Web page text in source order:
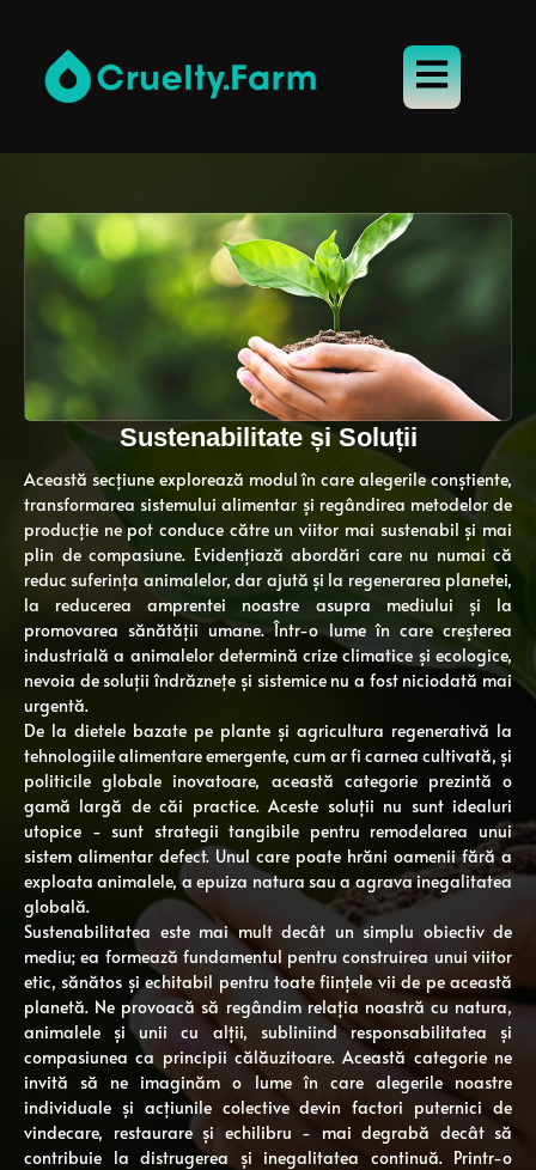
Sustenabilitate și Soluții
Această secțiune explorează modul în care alegerile conștiente,
transformarea sistemului alimentar și regândirea metodelor de
producție ne pot conduce către un viitor mai sustenabil și mai
plin de compasiune. Evidențiază abordări care nu numai că
reduc suferința animalelor, dar ajută și la regenerarea planetei,
la reducerea amprentei noastre asupra mediului și la
promovarea sănătății umane. Într-o lume în care creșterea
industrială a animalelor determină crize climatice și ecologice,
nevoia de soluții îndrăznețe și sistemice nu a fost niciodată mai
urgentă.
De la dietele bazate pe plante și agricultura regenerativă la
tehnologiile alimentare emergente, cum ar fi carnea cultivată, și
politicile globale inovatoare, această categorie prezintă o
gamă largă de căi practice. Aceste soluții nu sunt idealuri
utopice - sunt strategii tangibile pentru remodelarea unui
sistem alimentar defect. Unul care poate hrăni oamenii fără a
exploata animalele, a epuiza natura sau a agrava inegalitatea
globală.
Sustenabilitatea este mai mult decât un simplu obiectiv de
mediu; ea formează fundamentul pentru construirea unui viitor
etic, sănătos și echitabil pentru toate ființele vii de pe această
planetă. Ne provoacă să regândim relația noastră cu natura,
animalele și unii cu alții, subliniind responsabilitatea și
compasiunea ca principii călăuzitoare. Această categorie ne
invită să ne imaginăm o lume în care alegerile noastre
individuale și acțiunile colective devin factori puternici de
vindecare, restaurare și echilibru - mai degrabă decât să
contribuie la distrugerea și inegalitatea continuă. Printr-o